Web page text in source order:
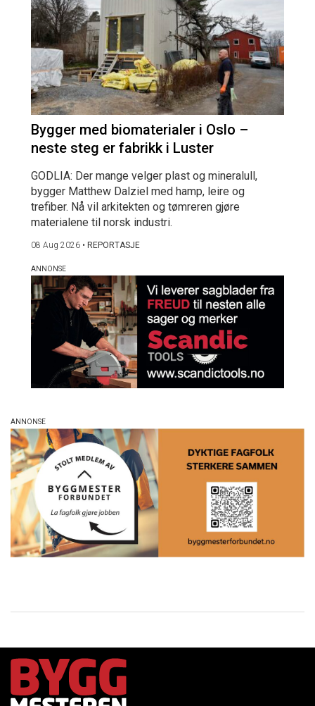
Bygger med biomaterialer i Oslo –
neste steg er fabrikk i Luster
GODLIA: Der mange velger plast og mineralull,
bygger Matthew Dalziel med hamp, leire og
trefiber. Nå vil arkitekten og tømreren gjøre
materialene til norsk industri.
08 Aug 2026 • REPORTASJE